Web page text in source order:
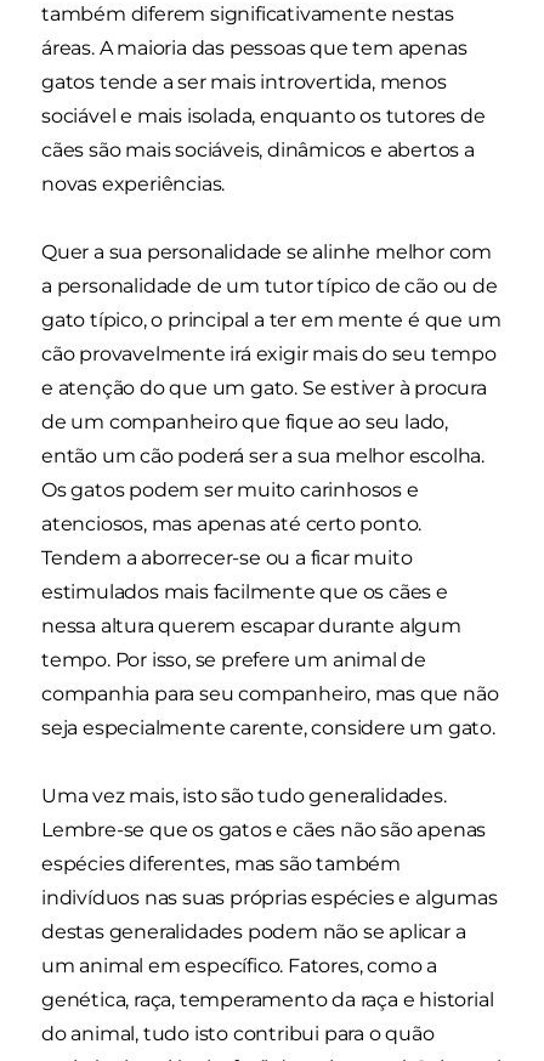
também diferem significativamente nestas
áreas. A maioria das pessoas que tem apenas
gatos tende a ser mais introvertida, menos
sociável e mais isolada, enquanto os tutores de
cães são mais sociáveis, dinâmicos e abertos a
novas experiências.
Quer a sua personalidade se alinhe melhor com
a personalidade de um tutor típico de cão ou de
gato típico, o principal a ter em mente é que um
cão provavelmente irá exigir mais do seu tempo
e atenção do que um gato. Se estiver à procura
de um companheiro que fique ao seu lado,
então um cão poderá ser a sua melhor escolha.
Os gatos podem ser muito carinhosos e
atenciosos, mas apenas até certo ponto.
Tendem a aborrecer-se ou a ficar muito
estimulados mais facilmente que os cães e
nessa altura querem escapar durante algum
tempo. Por isso, se prefere um animal de
companhia para seu companheiro, mas que não
seja especialmente carente, considere um gato.
Uma vez mais, isto são tudo generalidades.
Lembre-se que os gatos e cães não são apenas
espécies diferentes, mas são também
indivíduos nas suas próprias espécies e algumas
destas generalidades podem não se aplicar a
um animal em específico. Fatores, como a
genética, raça, temperamento da raça e historial
do animal, tudo isto contribui para o quão